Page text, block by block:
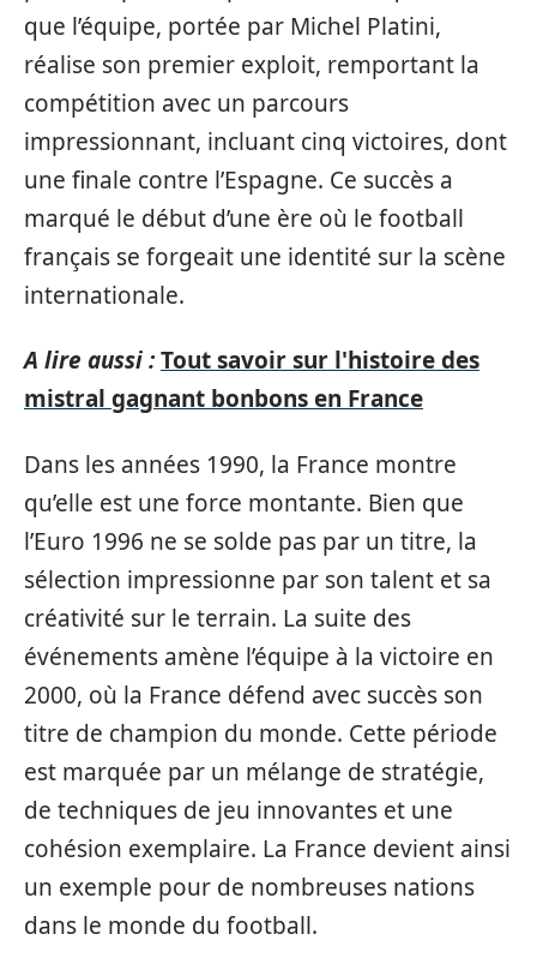
que l’équipe, portée par Michel Platini,
réalise son premier exploit, remportant la
compétition avec un parcours
impressionnant, incluant cinq victoires, dont
une finale contre l’Espagne. Ce succès a
marqué le début d’une ère où le football
français se forgeait une identité sur la scène
internationale.
A lire aussi :Tout savoir sur l'histoire des
mistral gagnant bonbons en France
Dans les années 1990, la France montre
qu’elle est une force montante. Bien que
l’Euro 1996 ne se solde pas par un titre, la
sélection impressionne par son talent et sa
créativité sur le terrain. La suite des
événements amène l’équipe à la victoire en
2000, où la France défend avec succès son
titre de champion du monde. Cette période
est marquée par un mélange de stratégie,
de techniques de jeu innovantes et une
cohésion exemplaire. La France devient ainsi
un exemple pour de nombreuses nations
dans le monde du football.